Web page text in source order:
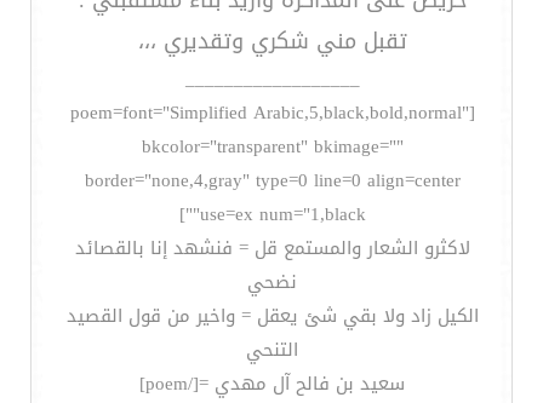
تقبل مني شكري وتقديري ،،،
__________________
[poem=font="Simplified Arabic,5,black,bold,normal"
bkcolor="transparent" bkimage=""
border="none,4,gray" type=0 line=0 align=center
use=ex num="1,black""]
لاكثرو الشعار والمستمع قل = فنشهد إنا بالقصائد
نضحي
الكيل زاد ولا بقي شئ يعقل = واخير من قول القصيد
التنحي
سعيد بن فالح آل مهدي =[/poem]